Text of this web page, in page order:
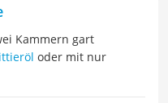
Kammern gart
oder mit nur